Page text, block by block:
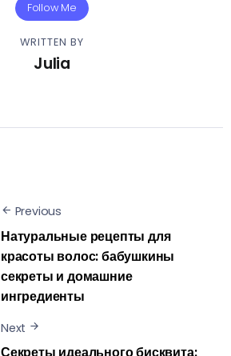
Follow Me
WRITTEN BY
Julia
Previous
Натуральные рецепты для
красоты волос: бабушкины
секреты и домашние
ингредиенты
Next